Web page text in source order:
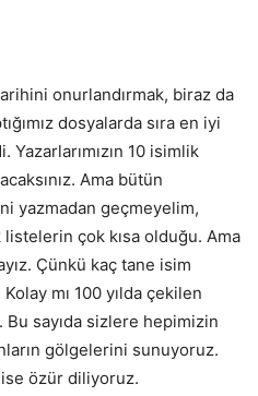
onurlandırmak, biraz da
dosyalarda sıra en iyi
Yazarlarımızın 10 isimlik
Ama bütün
yazmadan geçmeyelim,
çok kısa olduğu. Ama
Çünkü kaç tane isim
mı 100 yılda çekilen
sayıda sizlere hepimizin
gölgelerini sunuyoruz.
ise özür diliyoruz.